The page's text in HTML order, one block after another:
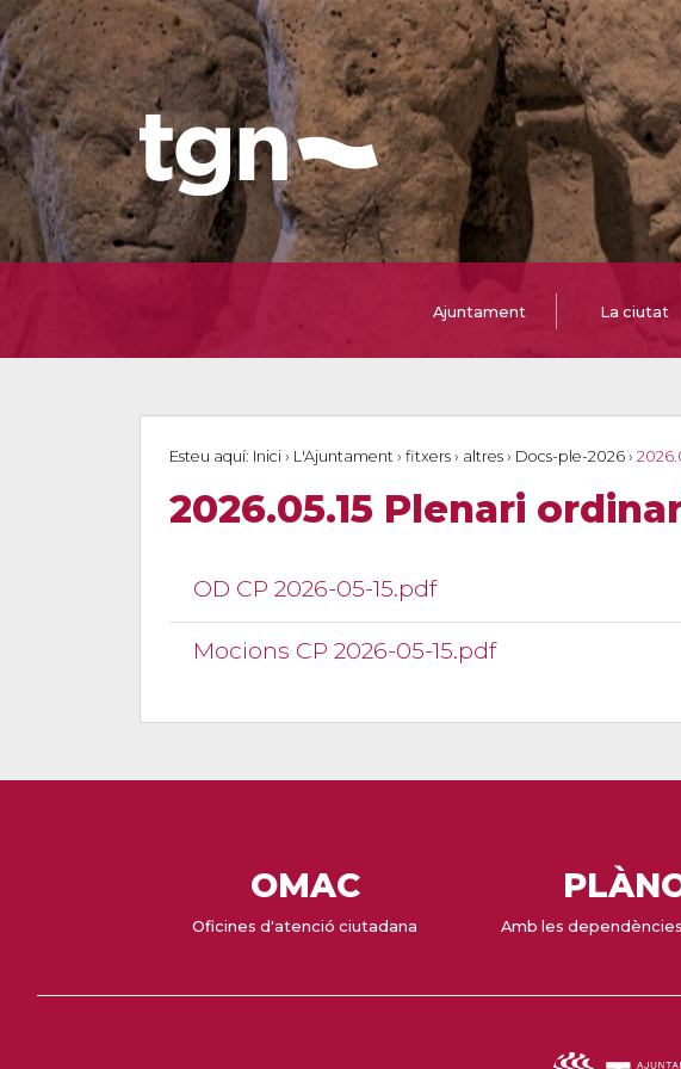
Ajuntament La ciutat
Esteu aquí: Inici › L'Ajuntament › fitxers › altres › Docs-ple-2026 ›
2026.05.15 Plenari
OD CP 2026-05-15.pdf
Mocions CP 2026-05-15.pdf
OMAC
Oficines d'atenció ciutadana Amb les